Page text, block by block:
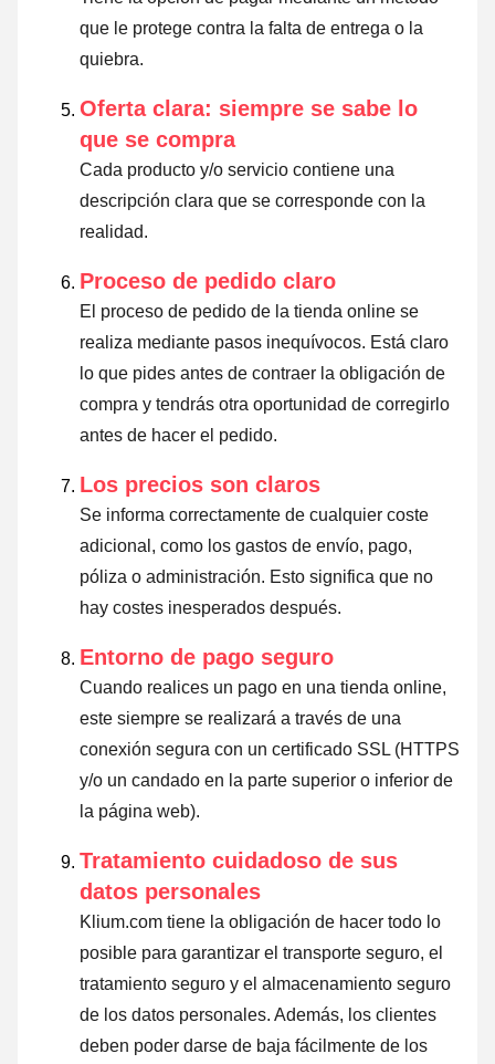
que le protege contra la falta de entrega o la
quiebra.
Oferta clara: siempre se sabe lo
que se compra
Cada producto y/o servicio contiene una
descripción clara que se corresponde con la
realidad.
Proceso de pedido claro
El proceso de pedido de la tienda online se
realiza mediante pasos inequívocos. Está claro
lo que pides antes de contraer la obligación de
compra y tendrás otra oportunidad de corregirlo
antes de hacer el pedido.
Los precios son claros
Se informa correctamente de cualquier coste
adicional, como los gastos de envío, pago,
póliza o administración. Esto significa que no
hay costes inesperados después.
Entorno de pago seguro
Cuando realices un pago en una tienda online,
este siempre se realizará a través de una
conexión segura con un certificado SSL (HTTPS
y/o un candado en la parte superior o inferior de
la página web).
Tratamiento cuidadoso de sus
datos personales
Klium.com tiene la obligación de hacer todo lo
posible para garantizar el transporte seguro, el
tratamiento seguro y el almacenamiento seguro
de los datos personales. Además, los clientes
deben poder darse de baja fácilmente de los